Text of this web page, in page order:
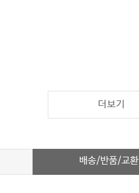
더보기
배송/반품/교환